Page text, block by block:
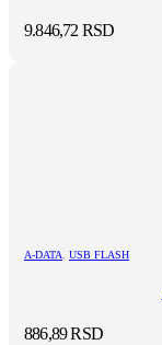
9.846,72 RSD
A-DATA USB FLASH
886,89RSD